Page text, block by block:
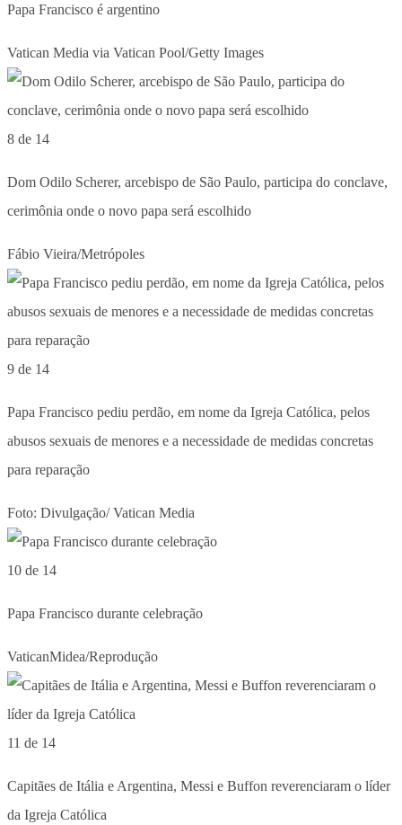
Papa Francisco é argentino
Vatican Media via Vatican Pool/Getty Images
8 de 14
Dom Odilo Scherer, arcebispo de São Paulo, participa do conclave,
cerimônia onde o novo papa será escolhido
Fábio Vieira/Metrópoles
9 de 14
Papa Francisco pediu perdão, em nome da Igreja Católica, pelos
abusos sexuais de menores e a necessidade de medidas concretas
para reparação
Foto: Divulgação/ Vatican Media
10 de 14
Papa Francisco durante celebração
VaticanMidea/Reprodução
11 de 14
Capitães de Itália e Argentina, Messi e Buffon reverenciaram o líder
da Igreja Católica